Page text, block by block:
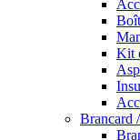
Kit
Brancard